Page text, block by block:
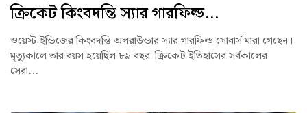
ক্রিকেট কিংবদন্তি স্যার গারফিল্ড...
ওয়েস্ট ইন্ডিজের কিংবদন্তি অলরাউন্ডার স্যার গারফিল্ড সোবার্স মারা গেছেন।
মৃত্যুকালে তার বয়স হয়েছিল ৮৯ বছর।ক্রিকেট ইতিহাসের সর্বকালের
সেরা...